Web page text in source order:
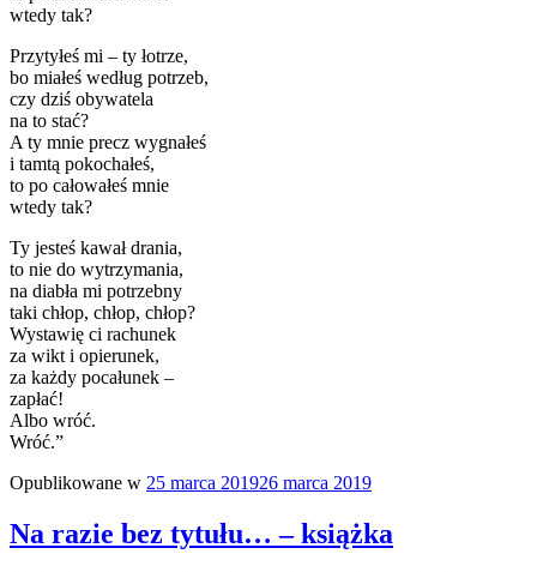
wtedy tak?
Przytyłeś mi – ty łotrze,
bo miałeś według potrzeb,
czy dziś obywatela
na to stać?
A ty mnie precz wygnałeś
i tamtą pokochałeś,
to po całowałeś mnie
wtedy tak?
Ty jesteś kawał drania,
to nie do wytrzymania,
na diabła mi potrzebny
taki chłop, chłop, chłop?
Wystawię ci rachunek
za wikt i opierunek,
za każdy pocałunek –
zapłać!
Albo wróć.
Wróć.”
Opublikowane w 25 marca 201926 marca 2019
Na razie bez tytułu… – książka